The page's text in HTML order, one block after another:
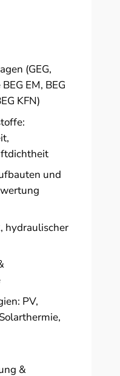
(GEG,
EM, BEG
KFN)
und
hydraulischer
PV,
&